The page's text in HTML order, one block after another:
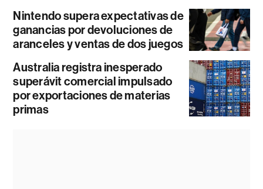
Nintendo supera expectativas de
ganancias por devoluciones de
aranceles y ventas de dos juegos
Australia registra inesperado
superávit comercial impulsado
por exportaciones de materias
primas